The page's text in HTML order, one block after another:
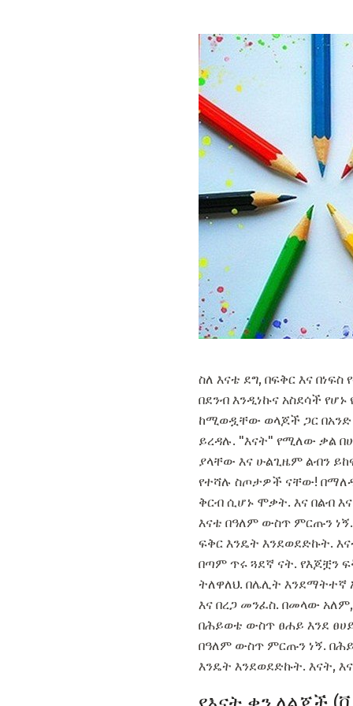
ስለ እናቴ ደግ, በፍቅር እና
በደንብ እንዲነኩና አስደሳች
ከሚወዷቸው ወላጆች ጋር በአንድ
ይረዳሉ. "እናት" የሚለው ቃል
ያላቸው እና ሁልጊዜም ልብን
የተሻሉ ስጦታዎች ናቸው!
ቅርብ ሲሆኑ ሞቃት. እና በልብ
እናቴ በዓለም ውስጥ ምርጡን
ፍቅር እንዴት እንደወደድኩት.
በጣም ጥሩ ጓደኛ ናት. የእጆቿን
ትለዋለህ. በሌሊት እንደማትተኛ
እና በረጋ መንፈስ. በመላው
በሕይወቴ ውስጥ ፀሐይ እንደ
በዓለም ውስጥ ምርጡን ነኝ.
እንዴት እንደወደድኩት. እናት,